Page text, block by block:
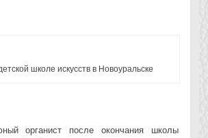
школе искусств в Новоуральске
органист после окончания школы